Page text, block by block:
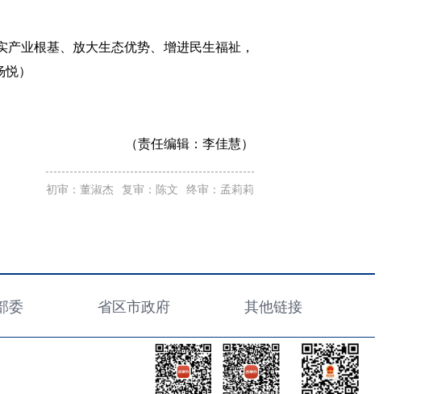
业根基、放大生态优势、增进民生福祉，
）
（责任编辑： 李佳慧）
初审：董淑杰 复审：陈文 终审：孟莉莉
委 省区市政府 其他链接